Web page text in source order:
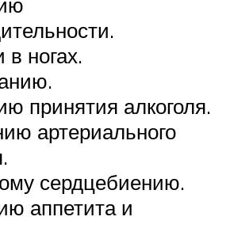
ногах.
принятия алкоголя.
артериального
сердцебиению.
аппетита и